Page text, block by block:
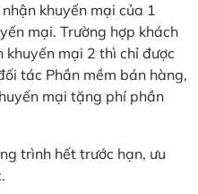
khuyến mại của 1
mại. Trường hợp khách
khuyến mại 2 thì chỉ được
tác Phần mềm bán hàng,
mại tặng phí phần
trình hết trước hạn, ưu